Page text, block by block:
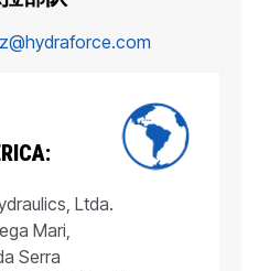
Ltda.
Mari,
Serra